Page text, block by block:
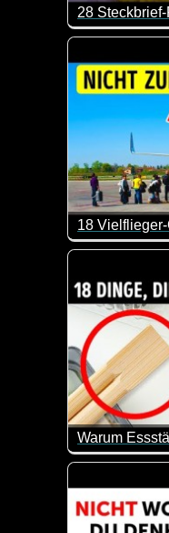
Man lernt nie
Sind die
Man lernt